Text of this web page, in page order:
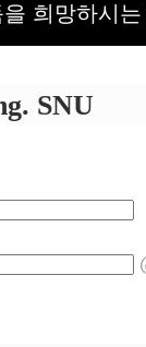
희망하시
SNU